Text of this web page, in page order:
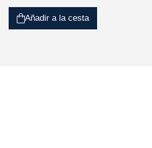
Añadir a la cesta